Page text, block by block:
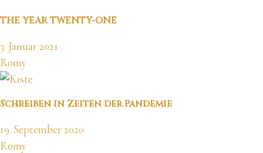
THE YEAR TWENTY-ONE
3. Januar 2021
Romy
Schreiben in Zeiten der Pandemie
19. September 2020
Romy